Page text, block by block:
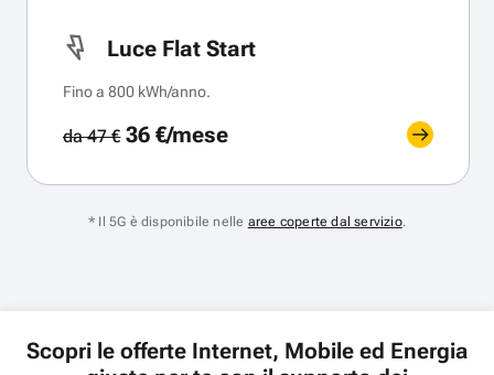
Luce Flat Start
Fino a 800 kWh/anno.
da 47 €36 €/mese
* Il 5G è disponibile nelle aree coperte dal servizio.
Scopri le offerte Internet, Mobile ed Energia